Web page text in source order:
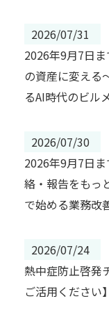
2026/07/31
2026年9月7日
の資産に変える
るAI時代のビル
2026/07/30
2026年9月7日
絡・報告をもっ
で始める業務改
2026/07/24
熱中症防止啓発
ご活用ください】